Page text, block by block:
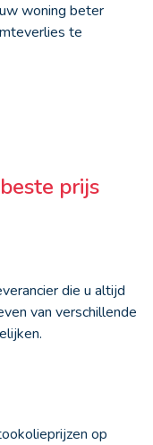
woning beter
te
prijs
die u altijd
van verschillende
op